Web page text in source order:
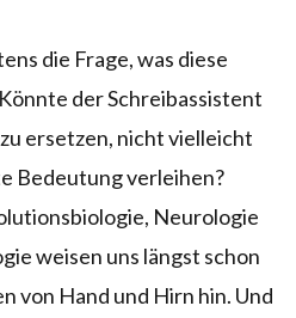
die Frage, was diese
der Schreibassistent
ersetzen, nicht vielleicht
Bedeutung verleihen?
Neurologie
weisen uns längst schon
von Hand und Hirn hin. Und